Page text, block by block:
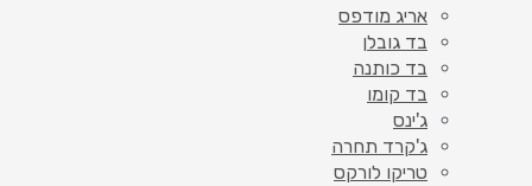
אריג מודפס
בד גובלן
בד כותנה
בד קומו
ג'ינס
ג'קרד תחרה
טריקו לורקס